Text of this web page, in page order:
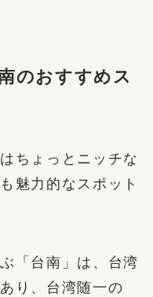
のおすすめス
ちょっとニッチな
魅力的なスポット
「台南」は、台湾
り、台湾随一の